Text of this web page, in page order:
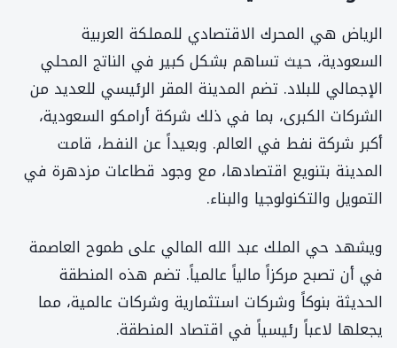
الرياض هي المحرك الاقتصادي للمملكة العربية
السعودية، حيث تساهم بشكل كبير في الناتج المحلي
الإجمالي للبلاد. تضم المدينة المقر الرئيسي للعديد من
الشركات الكبرى، بما في ذلك شركة أرامكو السعودية،
أكبر شركة نفط في العالم. وبعيداً عن النفط، قامت
المدينة بتنويع اقتصادها، مع وجود قطاعات مزدهرة في
التمويل والتكنولوجيا والبناء.
ويشهد حي الملك عبد الله المالي على طموح العاصمة
في أن تصبح مركزاً مالياً عالمياً. تضم هذه المنطقة
الحديثة بنوكاً وشركات استثمارية وشركات عالمية، مما
يجعلها لاعباً رئيسياً في اقتصاد المنطقة.